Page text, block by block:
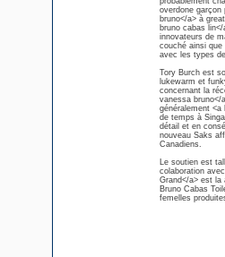
overdone
bruno</a> à
bruno cabas
innovateurs de
couché ainsi
avec les types
Tory Burch est
lukewarm et
concernant la
vanessa bruno</
généralement
de temps à
détail et en
nouveau Saks
Canadiens.
Le soutien est
colaboration
Grand</a> est la
Bruno Cabas
femelles